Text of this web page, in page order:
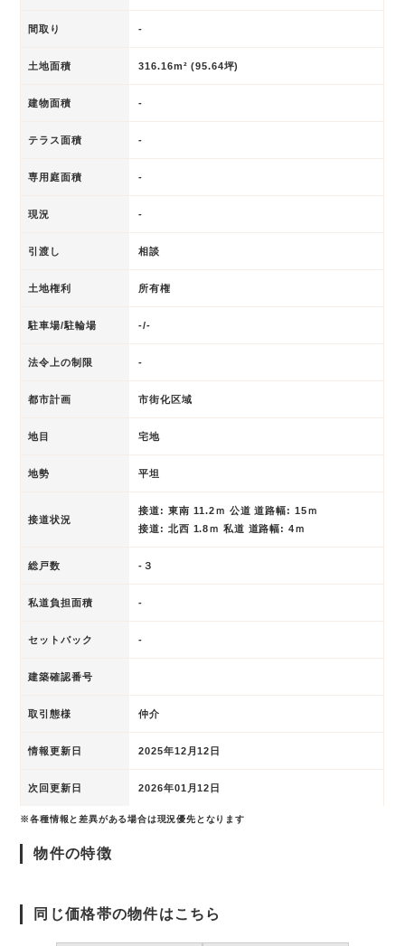
間取り -
土地面積 316.16m² (95.64坪)
建物面積 -
テラス面積 -
専用庭面積 -
現況 -
引渡し 相談
土地権利 所有権
駐車場/駐輪場 -/-
法令上の制限 -
都市計画 市街化区域
地目 宅地
地勢 平坦
接道状況
接道: 東南 11.2ｍ 公道 道路幅: 15ｍ
接道: 北西 1.8ｍ 私道 道路幅: 4ｍ
総戸数 -３
私道負担面積 -
セットバック -
建築確認番号
取引態様 仲介
情報更新日 2025年12月12日
次回更新日 2026年01月12日
※各種情報と差異がある場合は現況優先となります
物件の特徴
同じ価格帯の物件はこちら